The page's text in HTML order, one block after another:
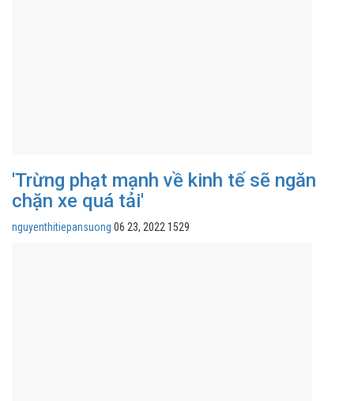
'Trừng phạt mạnh về kinh tế sẽ ngăn
chặn xe quá tải'
nguyenthitiepansuong 06 23, 20221529